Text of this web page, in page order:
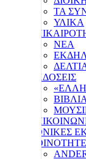
ΤΑ
ΥΛΙΚΑ
ΝΕΑ
ΕΚΔΟΣΕΙΣ
ΒΙΒΛΙΑ
ΕΘΝΙΚΕΣ